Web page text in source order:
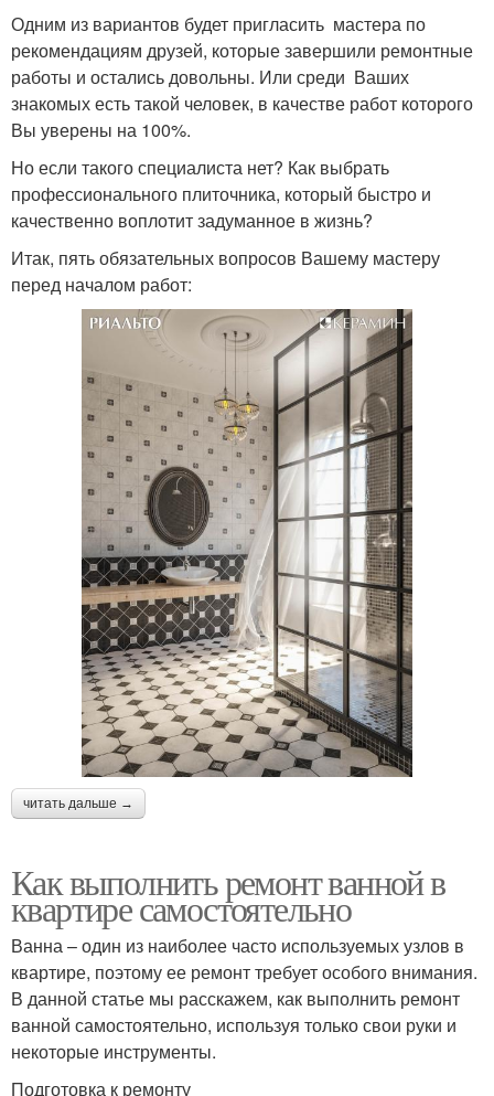
Одним из вариантов будет пригласить мастера по
рекомендациям друзей, которые завершили ремонтные
работы и остались довольны. Или среди Ваших
знакомых есть такой человек, в качестве работ которого
Вы уверены на 100%.
Но если такого специалиста нет? Как выбрать
профессионального плиточника, который быстро и
качественно воплотит задуманное в жизнь?
Итак, пять обязательных вопросов Вашему мастеру
перед началом работ:
читать дальше →
Как выполнить ремонт ванной в
квартире самостоятельно
Ванна – один из наиболее часто используемых узлов в
квартире, поэтому ее ремонт требует особого внимания.
В данной статье мы расскажем, как выполнить ремонт
ванной самостоятельно, используя только свои руки и
некоторые инструменты.
Подготовка к ремонту